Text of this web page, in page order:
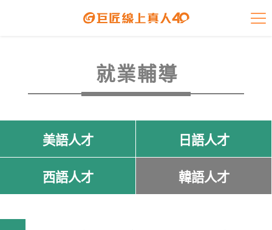
師資陣容
學員故事
學員專區
就業輔導
美語人才 日 語人才
西語人才 韓語人才